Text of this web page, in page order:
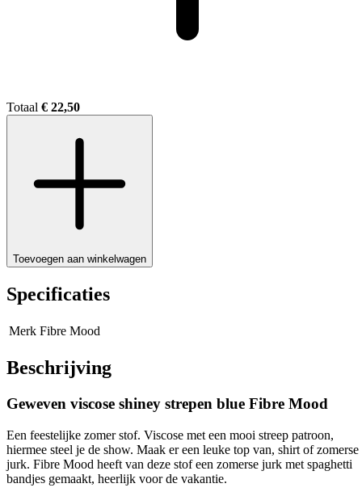
Totaal € 22,50
Toevoegen aan winkelwagen
Specificaties
Merk Fibre Mood
Beschrijving
Geweven viscose shiney strepen blue Fibre Mood
Een feestelijke zomer stof. Viscose met een mooi streep patroon,
hiermee steel je de show. Maak er een leuke top van, shirt of zomerse
jurk. Fibre Mood heeft van deze stof een zomerse jurk met spaghetti
bandjes gemaakt, heerlijk voor de vakantie.